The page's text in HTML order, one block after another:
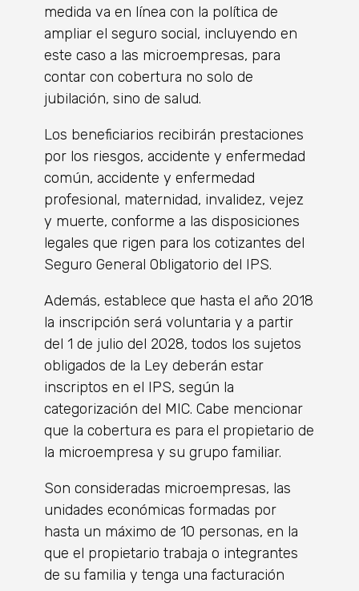
medida va en línea con la política de
ampliar el seguro social, incluyendo en
este caso a las microempresas, para
contar con cobertura no solo de
jubilación, sino de salud.
Los beneficiarios recibirán prestaciones
por los riesgos, accidente y enfermedad
común, accidente y enfermedad
profesional, maternidad, invalidez, vejez
y muerte, conforme a las disposiciones
legales que rigen para los cotizantes del
Seguro General Obligatorio del IPS.
Además, establece que hasta el año 2018
la inscripción será voluntaria y a partir
del 1 de julio del 2028, todos los sujetos
obligados de la Ley deberán estar
inscriptos en el IPS, según la
categorización del MIC. Cabe mencionar
que la cobertura es para el propietario de
la microempresa y su grupo familiar.
Son consideradas microempresas, las
unidades económicas formadas por
hasta un máximo de 10 personas, en la
que el propietario trabaja o integrantes
de su familia y tenga una facturación